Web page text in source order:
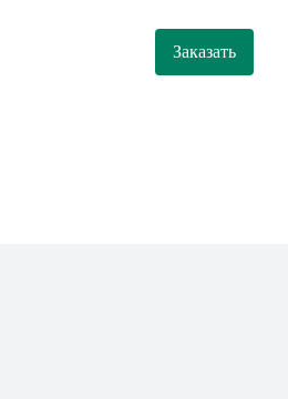
Заказать